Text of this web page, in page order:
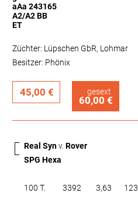
aAa 243165
A2/A2 BB
ET
Züchter: Lüpschen GbR, Lohmar
Besitzer: Phönix
45,00 € gesext
60,00 €
Real Synv. Rover
SPG Hexa
100 T. 3392 3,63 123